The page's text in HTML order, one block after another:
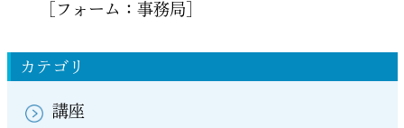
カテゴリ
講座
［フォーム：事務局］